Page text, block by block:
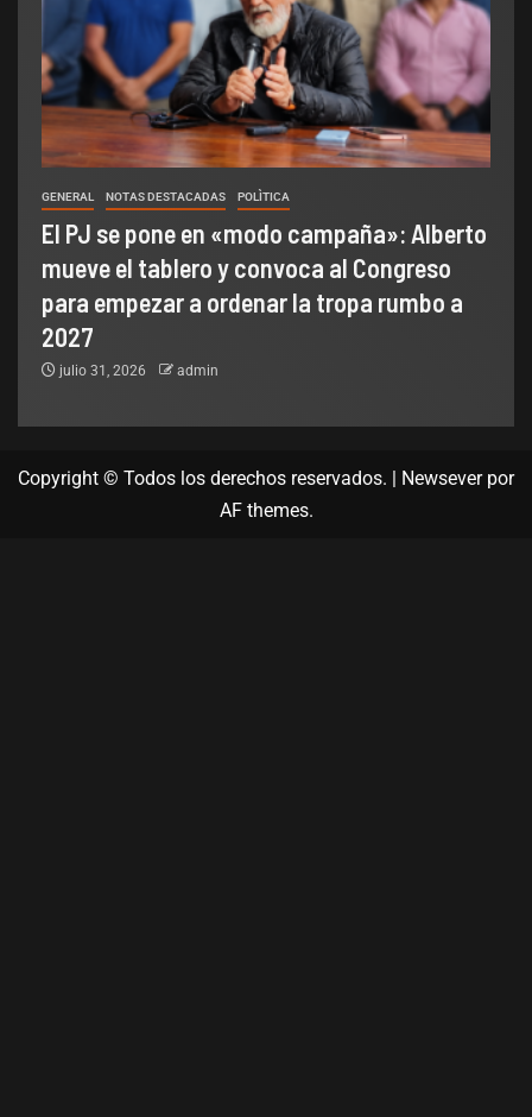
GENERAL NOTAS DESTACADAS POLÌTICA
El PJ se pone en «modo campaña»: Alberto
mueve el tablero y convoca al Congreso
para empezar a ordenar la tropa rumbo a
2027
julio 31, 2026 admin
Copyright © Todos los derechos reservados. Newseverpor
AF themes.